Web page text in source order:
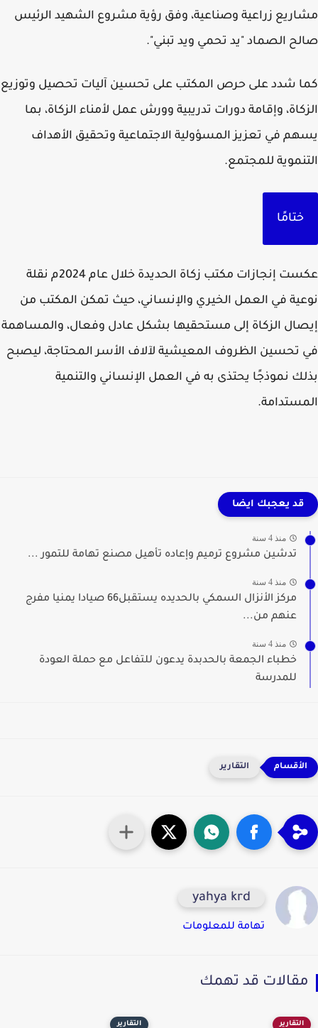
زراعية وصناعية، وفق رؤية مشروع الشهيد الرئيس
الصماد "يد تحمي ويد تبني".
شدد على حرص المكتب على تحسين آليات تحصيل وتوزيع
وإقامة دورات تدريبية وورش عمل لأمناء الزكاة، بما
في تعزيز المسؤولية الاجتماعية وتحقيق الأهداف
للمجتمع.
ختامًا
عكست إنجازات مكتب زكاة الحديدة خلال عام 2024م نقلة
في العمل الخيري والإنساني، حيث تمكن المكتب من
الزكاة إلى مستحقيها بشكل عادل وفعال، والمساهمة
تحسين الظروف المعيشية لآلاف الأسر المحتاجة، ليصبح
نموذجًا يحتذى به في العمل الإنساني والتنمية
قد يعجبك ايضا
منذ 4 سنة
تدشين مشروع ترميم وإعاده تأهيل مصنع تهامة للتمور ...
منذ 4 سنة
مركز الأنزال السمكي بالحديده يستقبل66 صيادا يمنيا مفرج
عنهم من...
منذ 4 سنة
خطباء الجمعة بالحدبدة يدعون للتفاعل مع حملة العودة
للمدرسة
التقارير
yahya krd
تهامة للمعلومات
قد تهمك
التقارير التقارير